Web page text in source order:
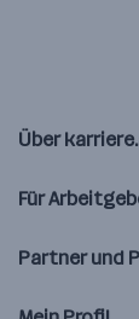
Über
Für
Partner und